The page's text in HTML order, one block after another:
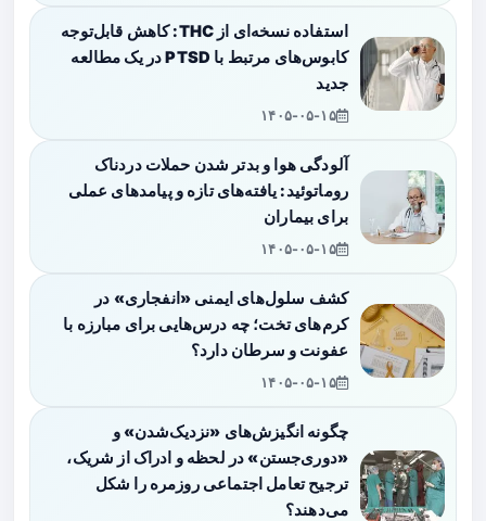
استفاده نسخه‌ای از THC: کاهش قابل‌توجه
کابوس‌های مرتبط با PTSD در یک مطالعه
جدید
۱۴۰۵-۰۵-۱۵
آلودگی هوا و بدتر شدن حملات دردناک
روماتوئید: یافته‌های تازه و پیامدهای عملی
برای بیماران
۱۴۰۵-۰۵-۱۵
کشف سلول‌های ایمنی «انفجاری» در
کرم‌های تخت؛ چه درس‌هایی برای مبارزه با
عفونت و سرطان دارد؟
۱۴۰۵-۰۵-۱۵
چگونه انگیزش‌های «نزدیک‌شدن» و
«دوری‌جستن» در لحظه و ادراک از شریک،
ترجیح تعامل اجتماعی روزمره را شکل
می‌دهند؟